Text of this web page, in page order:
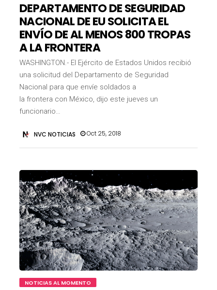
DEPARTAMENTO DE SEGURIDAD
NACIONAL DE EU SOLICITA EL
ENVÍO DE AL MENOS 800 TROPAS
A LA FRONTERA
WASHINGTON.- El Ejército de Estados Unidos recibió
una solicitud del Departamento de Seguridad
Nacional para que envíe soldados a
la frontera con México, dijo este jueves un
funcionario…
NVC NOTICIAS Oct 25, 2018
NOTICIAS AL MOMENTO